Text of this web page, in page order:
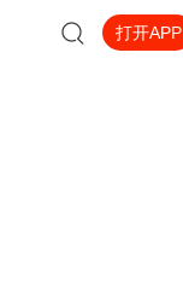
打开APP